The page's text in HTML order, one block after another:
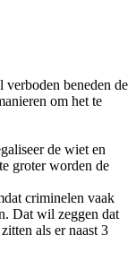
beneden de
om het te
de wiet en
groter worden de
criminelen vaak
Dat wil zeggen dat
als er naast 3